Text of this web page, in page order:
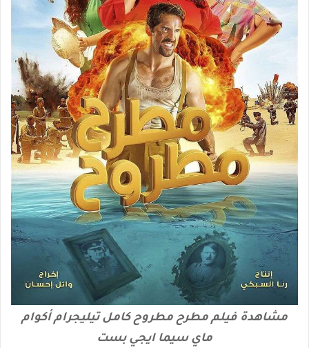
مشاهدة فيلم مطرح مطروح كامل تيليجرام أكوام
ماي سيما ايجي بست